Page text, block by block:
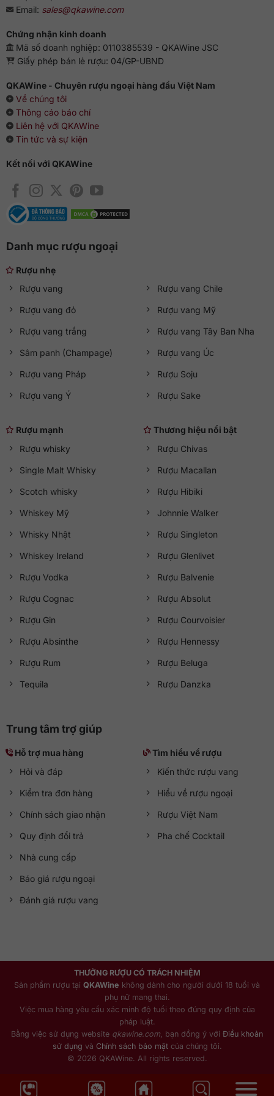
Email: sales@qkawine.com
Chứng nhận kinh doanh
Mã số doanh nghiệp: 0110385539 - QKAWine JSC
Giấy phép bán lẻ rượu: 04/GP-UBND
QKAWine - Chuyên rượu ngoại hàng đầu Việt Nam
Về chúng tôi
Thông cáo báo chí
Liên hệ với QKAWine
Tin tức và sự kiện
Kết nối với QKAWine
Danh mục rượu ngoại
Rượu nhẹ
Rượu vang
Rượu vang đỏ
Rượu vang trắng
Sâm panh (Champage)
Rượu vang Pháp
Rượu vang Ý
Rượu vang Chile
Rượu vang Mỹ
Rượu vang Tây Ban Nha
Rượu vang Úc
Rượu Soju
Rượu Sake
Rượu mạnh
Rượu whisky
Single Malt Whisky
Scotch whisky
Whiskey Mỹ
Whisky Nhật
Whiskey Ireland
Rượu Vodka
Rượu Cognac
Rượu Gin
Rượu Absinthe
Rượu Rum
Tequila
Thương hiệu nổi bật
Rượu Chivas
Rượu Macallan
Rượu Hibiki
Johnnie Walker
Rượu Singleton
Rượu Glenlivet
Rượu Balvenie
Rượu Absolut
Rượu Courvoisier
Rượu Hennessy
Rượu Beluga
Rượu Danzka
Trung tâm trợ giúp
Hỗ trợ mua hàng
Hỏi và đáp
Kiểm tra đơn hàng
Chính sách giao nhận
Quy định đổi trả
Nhà cung cấp
Báo giá rượu ngoại
Đánh giá rượu vang
Tìm hiểu về rượu
Kiến thức rượu vang
Hiểu về rượu ngoại
Rượu Việt Nam
Pha chế Cocktail
THƯỞNG RƯỢU CÓ TRÁCH NHIỆM
Sản phẩm rượu tại QKAWine không dành cho người dưới 18 tuổi và
phụ nữ mang thai.
Việc mua hàng yêu cầu xác minh độ tuổi theo đúng quy định của
pháp luật.
Bằng việc sử dụng website qkawine.com , bạn đồng ý với Điều khoản
sử dụng và Chính sách bảo mậtcủa chúng tôi.
© 2026 QKAWine. All rights reserved.